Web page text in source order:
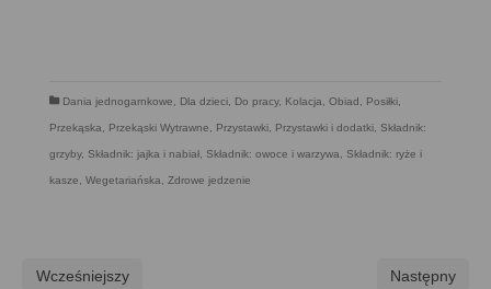
Dania jednogarnkowe, Dla dzieci, Do pracy, Kolacja, Obiad , Posiłki,
Przekąska, Przekąski Wytrawne, Przystawki, Przystawki i dodatki, Składnik:
grzyby, Składnik: jajka i nabiał, Składnik: owoce i warzywa, Składnik: ryże i
kasze, Wegetariańska, Zdrowe jedzenie
Wcześniejszy Następny